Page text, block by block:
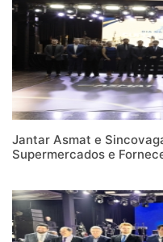
Jantar Asmat e
Supermercados e